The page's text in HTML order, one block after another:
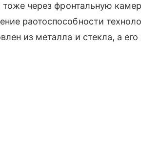
через фронтальную
раотоспособности
из металла и стекла, а его